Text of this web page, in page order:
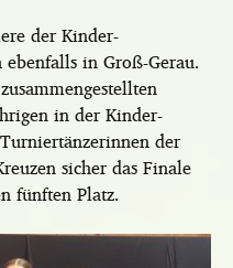
der Kinder-
in Groß-Gerau.
in der Kinder-
der
sicher das Finale
fünften Platz.